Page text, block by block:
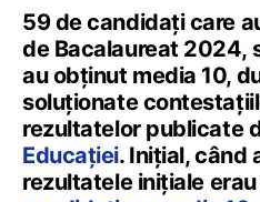
59 de candidați care
de Bacalaureat 2024,
au obținut media 10,
soluționate
rezultatelor publicate
Educației. Inițial, când
rezultatele inițiale